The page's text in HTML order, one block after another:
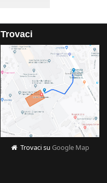
Trovaci
Trovaci su Google Map